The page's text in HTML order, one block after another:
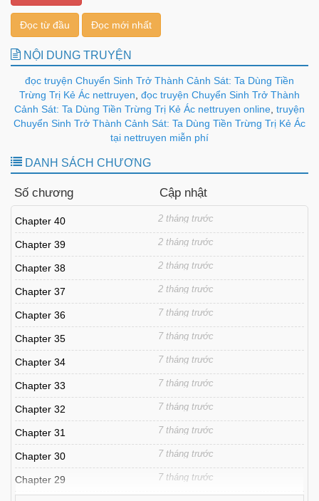
Đọc từ đầu Đọc mới nhất
NỘI DUNG TRUYỆN
đọc truyện Chuyển Sinh Trở Thành Cảnh Sát: Ta Dùng Tiền
Trừng Trị Kẻ Ác nettruyen đọc truyện Chuyển Sinh Trở Thành
Cảnh Sát: Ta Dùng Tiền Trừng Trị Kẻ Ác nettruyen online truyện
Chuyển Sinh Trở Thành Cảnh Sát: Ta Dùng Tiền Trừng Trị Kẻ Ác
tại nettruyen miễn phí
DANH SÁCH CHƯƠNG
Số chương Cập nhật
Chapter 40 2 tháng trước
Chapter 39 2 tháng trước
Chapter 38 2 tháng trước
Chapter 37 2 tháng trước
Chapter 36 7 tháng trước
Chapter 35 7 tháng trước
Chapter 34 7 tháng trước
Chapter 33 7 tháng trước
Chapter 32 7 tháng trước
Chapter 31 7 tháng trước
Chapter 30 7 tháng trước
Chapter 29 7 tháng trước